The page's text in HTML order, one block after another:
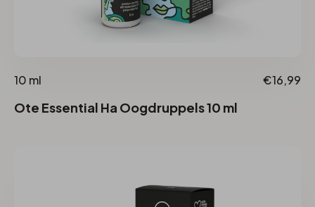
10 ml €16,99
Ote Essential Ha Oogdruppels 10 ml